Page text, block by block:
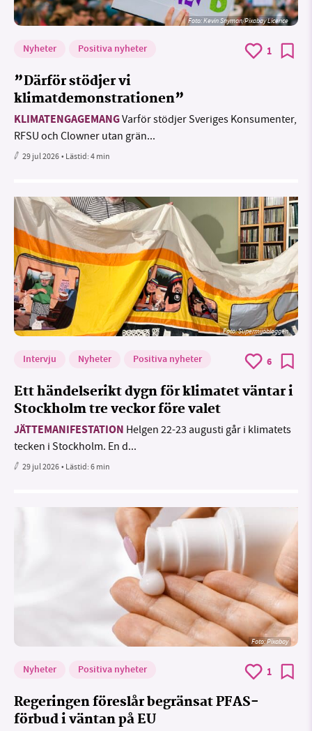
Foto:Kevin Snyman/Pixabay Licence
Nyheter Positiva nyheter 1
”Därför stödjer vi
klimatdemonstrationen”
KLIMATENGAGEMANGVarför stödjer Sveriges Konsumenter,
RFSU och Clowner utan grän...
29 jul 2026• Lästid:4 min
Foto: Supermijöbloggen
Intervju Nyheter Positiva nyheter 6
Ett händelserikt dygn för klimatet väntar i
Stockholm tre veckor före valet
JÄTTEMANIFESTATION Helgen 22-23 augusti går i klimatets
tecken i Stockholm. En d...
29 jul 2026• Lästid:6 min
Foto:Pixabay
Nyheter Positiva nyheter 1
Regeringen föreslår begränsat PFAS-
förbud i väntan på EU